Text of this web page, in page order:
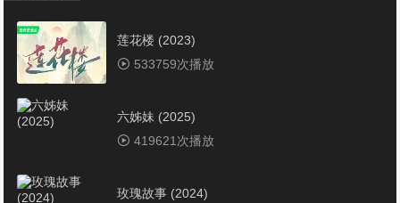
莲花楼 (2023)
533759次播放
六姊妹 (2025)
419621次播放
玫瑰故事 (2024)